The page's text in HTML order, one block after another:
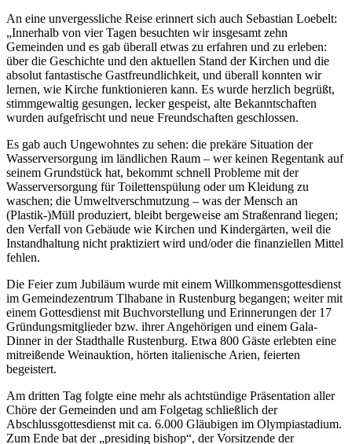
An eine unvergessliche Reise erinnert sich auch Sebastian Loebelt:
„Innerhalb von vier Tagen besuchten wir insgesamt zehn
Gemeinden und es gab überall etwas zu erfahren und zu erleben:
über die Geschichte und den aktuellen Stand der Kirchen und die
absolut fantastische Gastfreundlichkeit, und überall konnten wir
lernen, wie Kirche funktionieren kann. Es wurde herzlich begrüßt,
stimmgewaltig gesungen, lecker gespeist, alte Bekanntschaften
wurden aufgefrischt und neue Freundschaften geschlossen.
Es gab auch Ungewohntes zu sehen: die prekäre Situation der
Wasserversorgung im ländlichen Raum – wer keinen Regentank auf
seinem Grundstück hat, bekommt schnell Probleme mit der
Wasserversorgung für Toilettenspülung oder um Kleidung zu
waschen; die Umweltverschmutzung – was der Mensch an
(Plastik-)Müll produziert, bleibt bergeweise am Straßenrand liegen;
den Verfall von Gebäude wie Kirchen und Kindergärten, weil die
Instandhaltung nicht praktiziert wird und/oder die finanziellen Mittel
fehlen.
Die Feier zum Jubiläum wurde mit einem Willkommensgottesdienst
im Gemeindezentrum Tlhabane in Rustenburg begangen; weiter mit
einem Gottesdienst mit Buchvorstellung und Erinnerungen der 17
Gründungsmitglieder bzw. ihrer Angehörigen und einem Gala-
Dinner in der Stadthalle Rustenburg. Etwa 800 Gäste erlebten eine
mitreißende Weinauktion, hörten italienische Arien, feierten
begeistert.
Am dritten Tag folgte eine mehr als achtstündige Präsentation aller
Chöre der Gemeinden und am Folgetag schließlich der
Abschlussgottesdienst mit ca. 6.000 Gläubigen im Olympiastadium.
Zum Ende bat der „presiding bishop“, der Vorsitzende der